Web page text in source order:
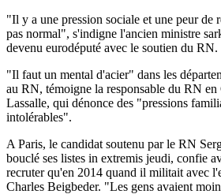
"Il y a une pression sociale et une peur de
pas normal", s'indigne l'ancien ministre
devenu eurodéputé avec le soutien du RN.
"Il faut un mental d'acier" dans les
au RN, témoigne la responsable du RN en
Lassalle, qui dénonce des "pressions
intolérables".
A Paris, le candidat soutenu par le RN
bouclé ses listes in extremis jeudi, confie
recruter qu'en 2014 quand il militait avec
Charles Beigbeder. "Les gens avaient